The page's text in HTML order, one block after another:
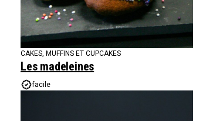
CAKES, MUFFINS ET CUPCAKES
Les madeleines
facile